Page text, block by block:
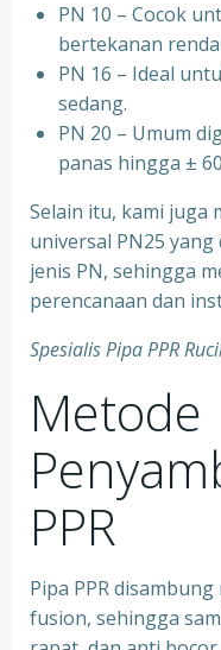
PN 10 – Cocok
bertekanan
⁠PN 16 – Ideal
sedang.
⁠PN 20 – Umum
panas hingga ±
Selain itu, kami juga
universal PN25
jenis PN, sehingga
perencanaan dan
Spesialis Pipa PPR
Metode
PPR
Pipa PPR
fusion, sehingga